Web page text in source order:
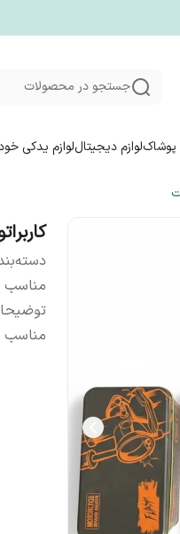
جستجو در محصولات
لوازم دیجیتاللوازم یدکی
مناسب
مناسب